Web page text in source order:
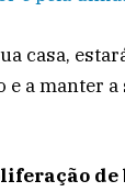
casa,
a manter a
de